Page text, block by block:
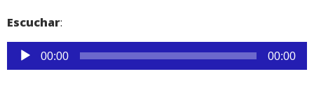
Escuchar:
Reproductor
de
00:00 00:00